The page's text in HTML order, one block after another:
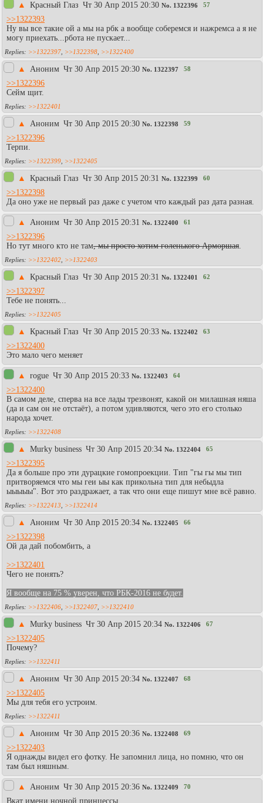
▲ Красный Глаз Чт 30 Апр 2015 20:30 No. 1322396 57
>>1322393
Ну вы все такие ой а мы на рбк а вообще соберемся и нажремса а я не
могу приехать...рбота не пускает...
>>1322397 >>1322398 >>1322400
▲ Аноним Чт 30 Апр 2015 20:30 No. 1322397 58
>>1322396
Сейм щит.
>>1322401
▲ Аноним Чт 30 Апр 2015 20:30 No. 1322398 59
>>1322396
Терпи.
>>1322399 >>1322405
▲ Красный Глаз Чт 30 Апр 2015 20:31 No. 1322399 60
>>1322398
Да оно уже не первый раз даже с учетом что каждый раз дата разная.
▲ Аноним Чт 30 Апр 2015 20:31 No. 1322400 61
>>1322396
Но тут много кто не там, мы просто хотим голенького Арморшая
>>1322402 >>1322403
▲ Красный Глаз Чт 30 Апр 2015 20:31 No. 1322401 62
>>1322397
Тебе не понять...
>>1322405
▲ Красный Глаз Чт 30 Апр 2015 20:33 No. 1322402 63
>>1322400
Это мало чего меняет
▲ rogue Чт 30 Апр 2015 20:33 No. 1322403 64
>>1322400
В самом деле, сперва на все лады трезвонят, какой он милашная няша
(да и сам он не отстаёт), а потом удивляются, чего это его столько
народа хочет.
>>1322408
▲ Murky business Чт 30 Апр 2015 20:34 No. 1322404 65
>>1322395
Да я больше про эти дурацкие гомопроекции. Тип "гы гы мы тип
притворяемся что мы геи ыы как прикольна тип для небыдла
ыыыыы". Вот это раздражает, а так что они еще пишут мне всё равно.
>>1322413 >>1322414
▲ Аноним Чт 30 Апр 2015 20:34 No. 1322405 66
>>1322398
Ой да дай побомбить, а
>>1322401
Чего не понять?
Я вообще на 75 % уверен, что РБК-2016 не будет.
>>1322406 >>1322407 >>1322410
▲ Murky business Чт 30 Апр 2015 20:34 No. 1322406 67
>>1322405
Почему?
>>1322411
▲ Аноним Чт 30 Апр 2015 20:34 No. 1322407 68
>>1322405
Мы для тебя его устроим.
>>1322411
▲ Аноним Чт 30 Апр 2015 20:36 No. 1322408 69
>>1322403
Я однажды видел его фотку. Не запомнил лица, но помню, что он
там был няшным.
▲ Аноним Чт 30 Апр 2015 20:36 No. 1322409 70
Вкат имени ночной принцессы.